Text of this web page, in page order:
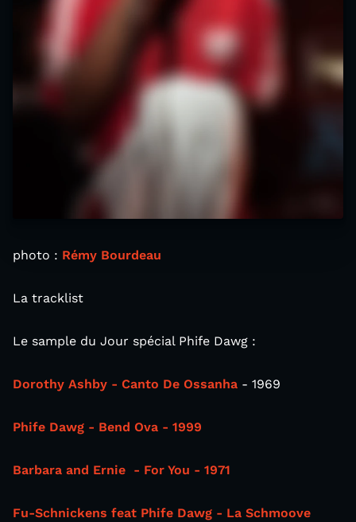
photo : Rémy Bourdeau
La tracklist
Le sample du Jour spécial Phife Dawg :
Dorothy Ashby - Canto De Ossanha - 1969
Phife Dawg - Bend Ova - 1999
Barbara and Ernie - For You - 1971
Fu-Schnickens feat Phife Dawg - La Schmoove